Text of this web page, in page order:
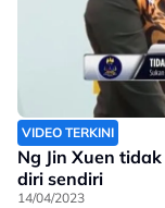
VIDEO TERKINI
Ng Jin Xuen
diri sendiri
14/04/2023